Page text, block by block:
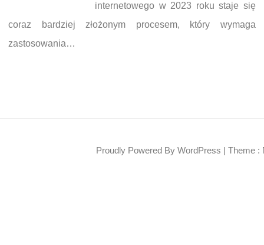
internetowego w 2023 roku staje się
coraz bardziej złożonym procesem, który wymaga
zastosowania…
Proudly Powered By WordPress | Theme :